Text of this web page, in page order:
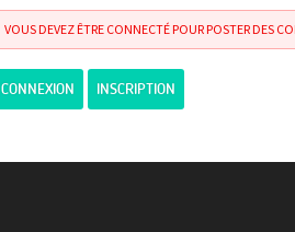
VOUS DEVEZ ÊTRE CONNECTÉ POUR POSTER DES
CONNEXION INSCRIPTION